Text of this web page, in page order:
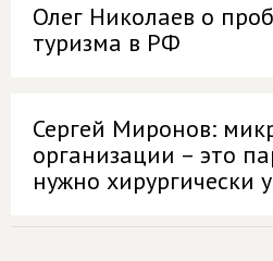
Олег Николаев о
туризма в РФ
Сергей Миронов:
организации – это
нужно хирургически